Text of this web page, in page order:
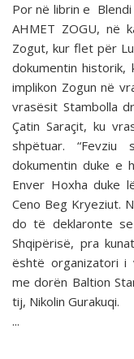
Por në librin e Blendi
AHMET ZOGU, në
Zogut, kur flet për
dokumentin
implikon Zogun në
vrasësit Stambolla
Çatin Saraçit, ku
shpëtuar.
dokumentin duke e
Enver Hoxha duke
Ceno Beg Kryeziut.
do të deklaronte
Shqipërisë, pra
është organizatori i
me dorën Baltion
tij, Nikolin Gurakuqi.
...